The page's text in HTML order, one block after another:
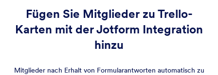
Fügen Sie Mitglieder zu Trello-
Karten mit der Jotform Integration
hinzu
Mitglieder nach Erhalt von Formularantworten automatisch zu